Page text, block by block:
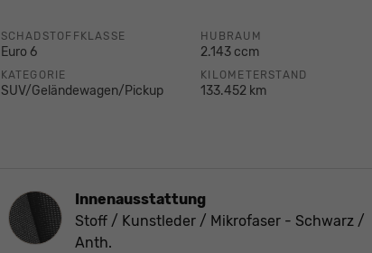
SCHADSTOFFKLASSE
Euro 6
HUBRAUM
2.143 ccm
KATEGORIE
SUV/Geländewagen/Pickup
KILOMETERSTAND
133.452 km
InnenausstattungInnenausstattung
Stoff / Kunstleder / Mikrofaser - Schwarz /
Anth.